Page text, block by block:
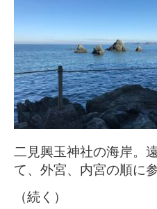
二見興玉神社の海岸。
て、外宮、内宮の順に
（続く）